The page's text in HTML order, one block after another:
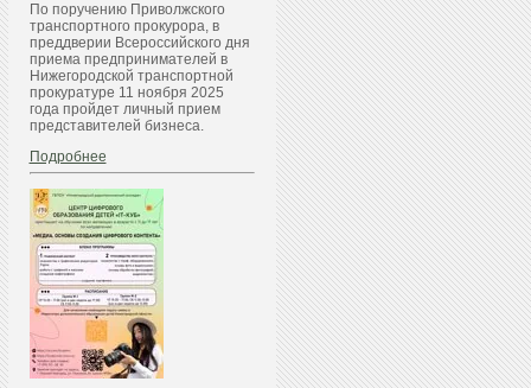
По поручению Приволжского
транспортного прокурора, в
преддверии Всероссийского дня
приема предпринимателей в
Нижегородской транспортной
прокуратуре 11 ноября 2025
года пройдет личный прием
представителей бизнеса.
Подробнее